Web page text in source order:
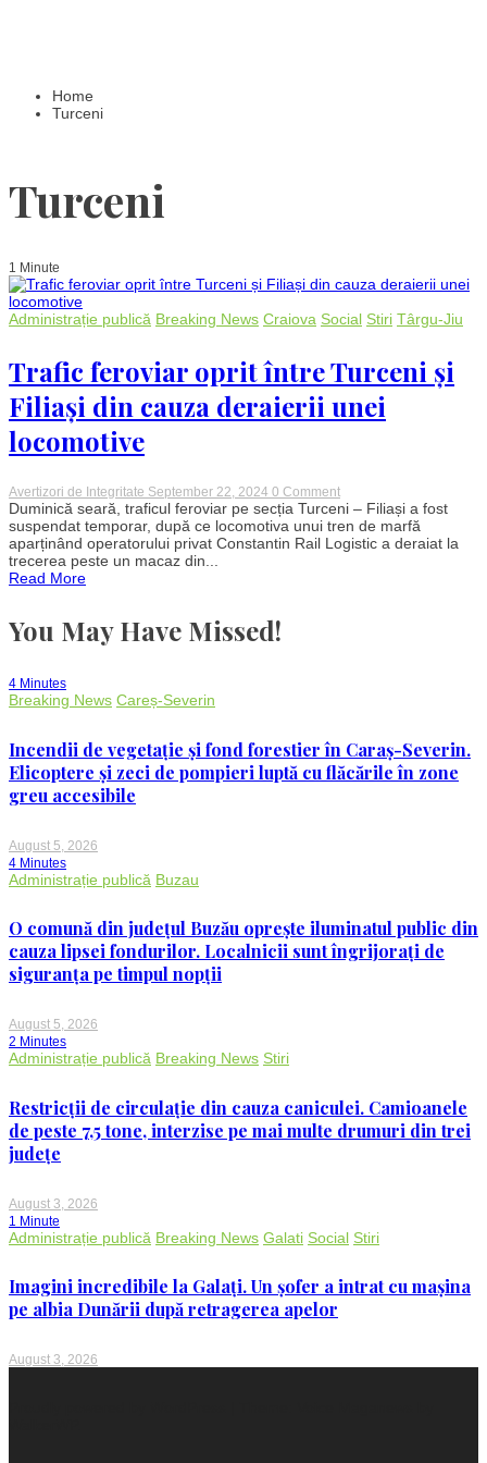
Home
Turceni
Turceni
1 Minute
Administrație publică Breaking News Craiova Social Stiri Târgu-Jiu
Trafic feroviar oprit între Turceni și
Filiași din cauza deraierii unei
locomotive
Avertizori de Integritate September 22, 2024 0 Commenton
Trafic
feroviar
oprit
între
Duminică seară, traficul feroviar pe secția Turceni – Filiași a fost
suspendat temporar, după ce locomotiva unui tren de marfă
aparținând operatorului privat Constantin Rail Logistic a deraiat la
trecerea peste un macaz din...
Read More
You May Have Missed!
4 Minutes
Breaking News Careș-Severin
Incendii de vegetație și fond forestier în Caraș-Severin.
Elicoptere și zeci de pompieri luptă cu flăcările în zone
greu accesibile
August 5, 2026
4 Minutes
Administrație publică Buzau
O comună din județul Buzău oprește iluminatul public din
cauza lipsei fondurilor. Localnicii sunt îngrijorați de
siguranța pe timpul nopții
August 5, 2026
2 Minutes
Administrație publică Breaking News Stiri
Restricții de circulație din cauza caniculei. Camioanele
de peste 7,5 tone, interzise pe mai multe drumuri din trei
județe
August 3, 2026
1 Minute
Administrație publică Breaking News Galati Social Stiri
Imagini incredibile la Galați. Un șofer a intrat cu mașina
pe albia Dunării după retragerea apelor
August 3, 2026